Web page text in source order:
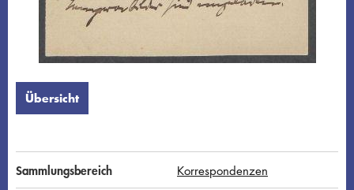
Übersicht
Sammlungsbereich Korrespondenzen